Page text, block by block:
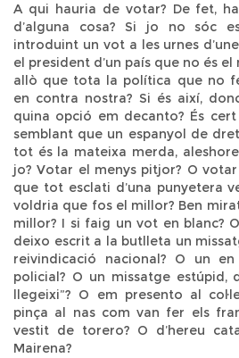
A qui hauria de votar? De fet,
d’alguna cosa? Si jo no sóc
introduint un vot a les urnes
el president d’un país que no és el
allò que tota la política que no
en contra nostra? Si és així,
quina opció em decanto? És
semblant que un espanyol de
tot és la mateixa merda,
jo? Votar el menys pitjor? O
que tot esclati d’una punyetera
voldria que fos el millor? Ben
millor? I si faig un vot en blanc?
deixo escrit a la butlleta un
reivindicació nacional? O un
policial? O un missatge estúpid,
llegeixi”? O em presento al
pinça al nas com van fer els
vestit de torero? O d’hereu
Mairena?